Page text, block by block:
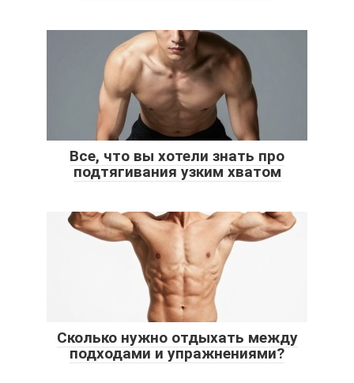
Все, что вы хотели знать про
подтягивания узким хватом
Сколько нужно отдыхать между
подходами и упражнениями?